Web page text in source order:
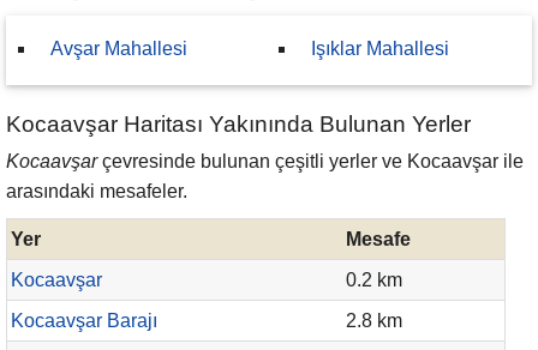
Avşar Mahallesi Işıklar Mahallesi
Kocaavşar Haritası Yakınında Bulunan Yerler
Kocaavşarçevresinde bulunan çeşitli yerler ve Kocaavşar ile
arasındaki mesafeler.
Yer
Mesafe
Kocaavşar
0.2 km
Kocaavşar Barajı
2.8 km